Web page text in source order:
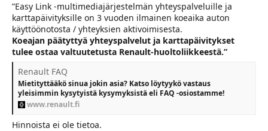
”Easy Link -multimediajärjestelmän yhteyspalveluille ja
karttapäivityksille on 3 vuoden ilmainen koeaika auton
käyttöönotosta / yhteyksien aktivoimisesta.
Koeajan päätyttyä yhteyspalvelut ja karttapäivitykset
tulee ostaa valtuutetusta Renault-huoltoliikkeestä.”
Renault FAQ
Mietityttääkö sinua jokin asia? Katso löytyykö vastaus
yleisimmin kysytyistä kysymyksistä eli FAQ -osiostamme!
www.renault.fi
Hinnoista ei ole tietoa.